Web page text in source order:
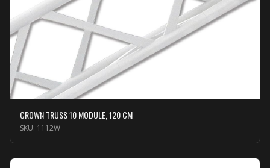
CROWN TRUSS 10 MODULE, 120 CM
SKU: 1112W